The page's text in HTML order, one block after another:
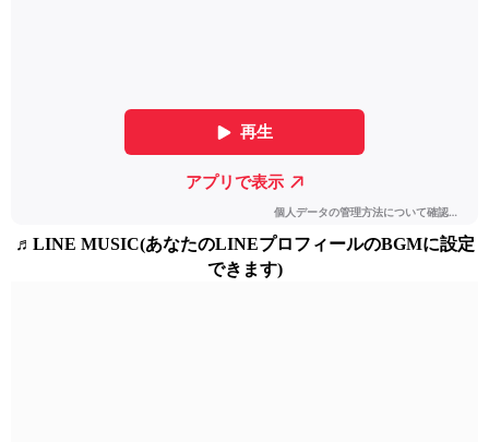
♬LINE MUSIC(あなたのLINEプロフィールのBGMに設定
できます)